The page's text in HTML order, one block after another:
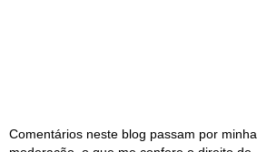
Comentários neste blog passam por minha